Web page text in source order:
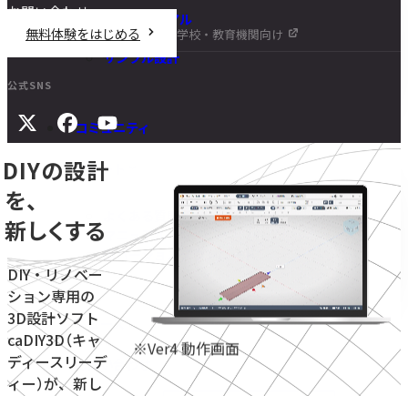
チュートリアル
DIY講座
サンプル設計
コミュニティ
サポート
よくある質問
マニュアル
旧バージョンダウンロード
ニュース
お問い合わせ
お問い合わせ
無料体験をはじめる
学校・教育機関向け
公式SNS
DIYの設計
を、
新しくする
DIY・リノベー
ション専用の
3D設計ソフト
caDIY3D（キャ
ディースリーデ
ィー）が、新し
※Ver4 動作画面